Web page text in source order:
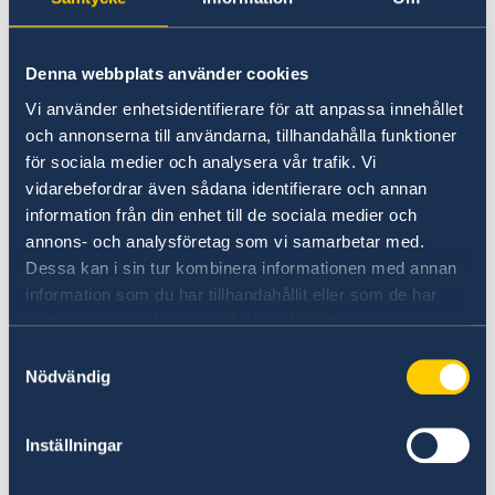
Denna webbplats använder cookies
Vi använder enhetsidentifierare för att anpassa innehållet
och annonserna till användarna, tillhandahålla funktioner
för sociala medier och analysera vår trafik. Vi
vidarebefordrar även sådana identifierare och annan
information från din enhet till de sociala medier och
annons- och analysföretag som vi samarbetar med.
Dessa kan i sin tur kombinera informationen med annan
information som du har tillhandahållit eller som de har
samlat in när du har använt deras tjänster.
Nödvändig
Inställningar
litteraturseminarium om emigration och
Joseph O’Connor. Vidare följde besök på Eirgrid
(ett statligt företag för Irland nationella
elsystem), mottagning för svenska diasporan
under värdskap av ambassadör Lars Wahlund,
möte med Irlands An Taoiseach
(premiärminister) Leo Varadkar, besök på
Science Gallery om ungas psykiska hälsa,
presentation av utställningen ”Ór – Ireland’s
Gold” och slutligen Kungaparets svarsmiddag.
Dag 3
Under den tredje dagen närvarade Kungaparet
vid ett seminarium om digital infrastruktur på